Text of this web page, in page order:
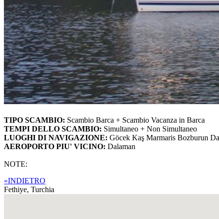
TIPO SCAMBIO: Scambio Barca + Scambio Vacanza in Barca
TEMPI DELLO SCAMBIO: Simultaneo + Non Simultaneo
LUOGHI DI NAVIGAZIONE: Göcek Kaş Marmaris Bozburun
AEROPORTO PIU' VICINO: Dalaman
NOTE:
«INDIETRO
Fethiye, Turchia